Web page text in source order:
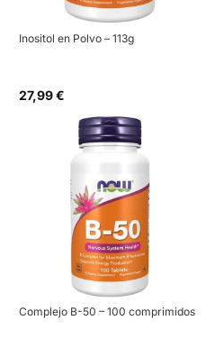
Inositol en Polvo – 113g
27,99 €
Complejo B-50 – 100 comprimidos